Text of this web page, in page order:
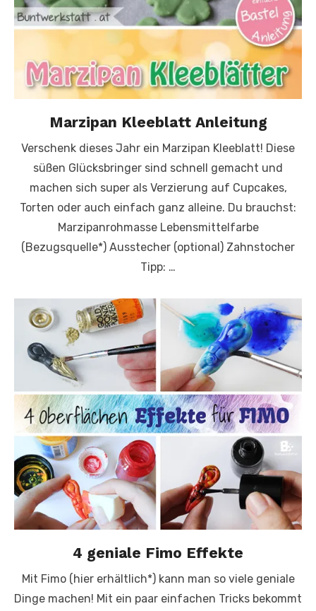
Marzipan Kleeblatt Anleitung
Verschenk dieses Jahr ein Marzipan Kleeblatt! Diese
süßen Glücksbringer sind schnell gemacht und
machen sich super als Verzierung auf Cupcakes,
Torten oder auch einfach ganz alleine. Du brauchst:
Marzipanrohmasse Lebensmittelfarbe
(Bezugsquelle*) Ausstecher (optional) Zahnstocher
Tipp: …
4 geniale Fimo Effekte
Mit Fimo (hier erhältlich*) kann man so viele geniale
Dinge machen! Mit ein paar einfachen Tricks bekommt